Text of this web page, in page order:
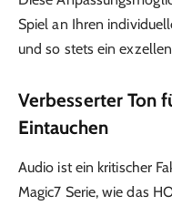
Spiel an Ihren
und so stets ein
Verbesserter Ton
Eintauchen
Audio ist ein kritischer
Magic7 Serie, wie das